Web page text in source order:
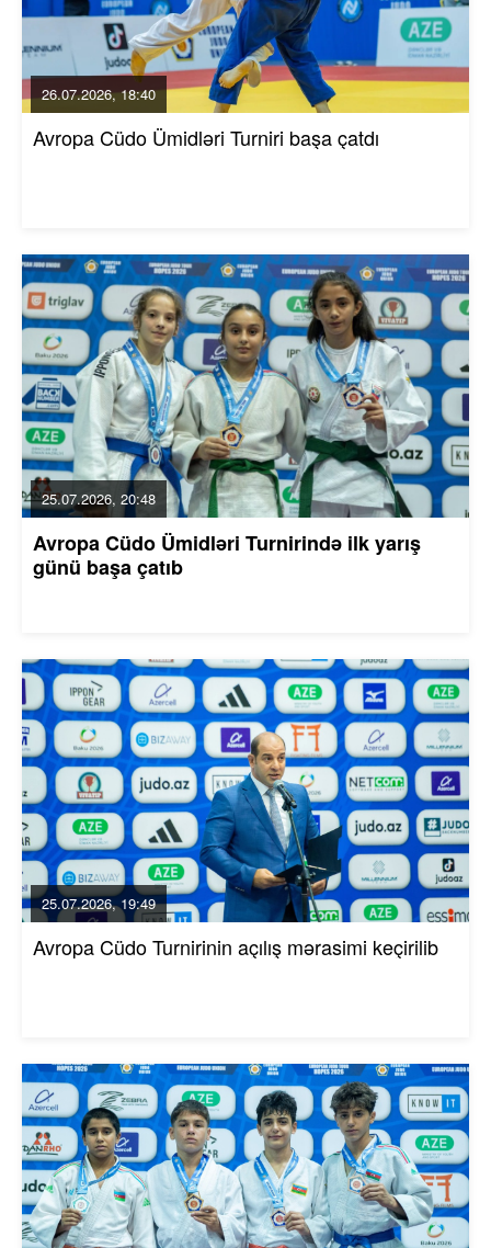
26.07.2026, 18:40
Avropa Cüdo Ümidləri Turniri başa çatdı
25.07.2026, 20:48
Avropa Cüdo Ümidləri Turnirində ilk yarış
günü başa çatıb
25.07.2026, 19:49
Avropa Cüdo Turnirinin açılış mərasimi keçirilib